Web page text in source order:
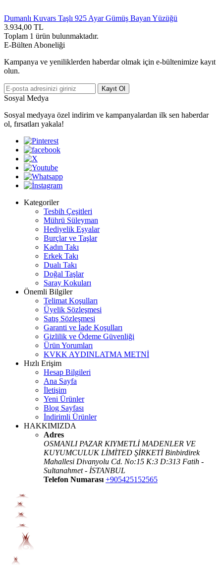
Dumanlı Kuvars Taşlı 925 Ayar Gümüş Bayan Yüzüğü
3.934,00 TL
Toplam 1 ürün bulunmaktadır.
E-Bülten Aboneliği
Kampanya ve yeniliklerden haberdar olmak için e-bültenimize kayıt
olun.
Kayıt Ol
Sosyal Medya
Sosyal medyaya özel indirim ve kampanyalardan ilk sen haberdar
ol, fırsatları yakala!
Kategoriler
Tesbih Çeşitleri
Mührü Süleyman
Hediyelik Eşyalar
Burçlar ve Taşlar
Kadın Takı
Erkek Takı
Dualı Takı
Doğal Taşlar
Saray Kokuları
Önemli Bilgiler
Telimat Koşulları
Üyelik Sözleşmesi
Satış Sözleşmesi
Garanti ve İade Koşulları
Gizlilik ve Ödeme Güvenliği
Ürün Yorumları
KVKK AYDINLATMA METNİ
Hızlı Erişim
Hesap Bilgileri
Ana Sayfa
İletişim
Yeni Ürünler
Blog Sayfası
İndirimli Ürünler
HAKKIMIZDA
Adres
OSMANLI PAZAR KIYMETLİ MADENLER VE
KUYUMCULUK LİMİTED ŞİRKETİ Binbirdirek
Mahallesi Divanyolu Cd. No:15 K:3 D:313 Fatih -
Sultanahmet - İSTANBUL
Telefon Numarası +905425152565